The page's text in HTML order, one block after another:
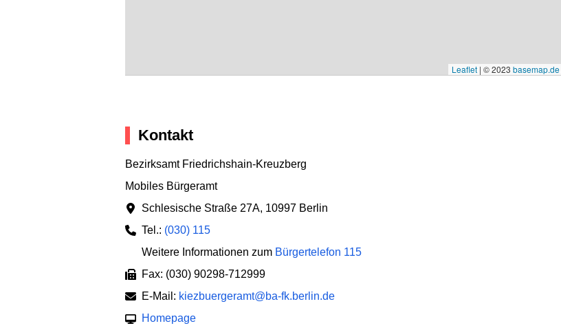
Leaflet | © 2023 basemap.de
Kontakt
Bezirksamt Friedrichshain-Kreuzberg
Mobiles Bürgeramt
Schlesische Straße 27A, 10997 Berlin
Tel.: (030) 115
Weitere Informationen zum Bürgertelefon 115
Fax: (030) 90298-712999
E-Mail: kiezbuergeramt@ba-fk.berlin.de
Homepage